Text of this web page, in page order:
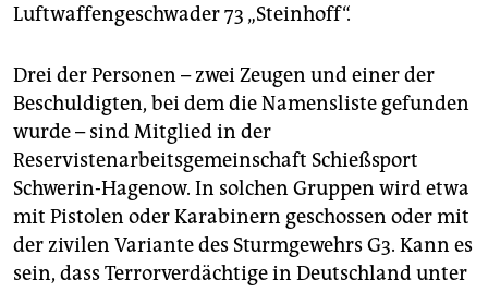
Luftwaffengeschwader 73 „Steinhoff“.
Drei der Personen – zwei Zeugen und einer der
Beschuldigten, bei dem die Namensliste gefunden
wurde – sind Mitglied in der
Reservistenarbeitsgemeinschaft Schießsport
Schwerin-Hagenow. In solchen Gruppen wird etwa
mit Pistolen oder Karabinern geschossen oder mit
der zivilen Variante des Sturmgewehrs G3. Kann es
sein, dass Terrorverdächtige in Deutschland unter